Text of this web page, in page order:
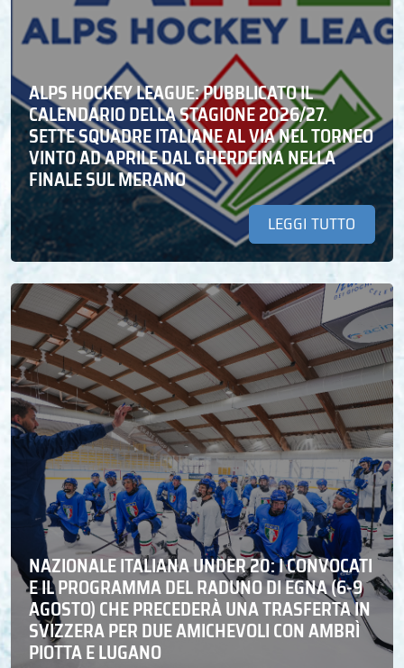
ALPS HOCKEY LEAGUE: PUBBLICATO IL
CALENDARIO DELLA STAGIONE 2026/27.
SETTE SQUADRE ITALIANE AL VIA NEL TORNEO
VINTO AD APRILE DAL GHERDEINA NELLA
FINALE SUL MERANO
LEGGI TUTTO
NAZIONALE ITALIANA UNDER 20: I CONVOCATI
E IL PROGRAMMA DEL RADUNO DI EGNA (6-9
AGOSTO) CHE PRECEDERÀ UNA TRASFERTA IN
SVIZZERA PER DUE AMICHEVOLI CON AMBRÌ
PIOTTA E LUGANO